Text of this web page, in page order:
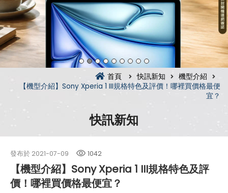
首頁 快訊新知
機型介紹
【機型介紹】Sony Xperia 1 III規格特色及評價！哪裡買價格最便
宜？
快訊新知
發布於 2021-07-09 1042
【機型介紹】Sony Xperia 1 III規格特色及評
價！哪裡買價格最便宜？